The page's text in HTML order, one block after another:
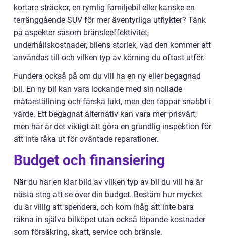
kortare sträckor, en rymlig familjebil eller kanske en
terränggående SUV för mer äventyrliga utflykter? Tänk
på aspekter såsom bränsleeffektivitet,
underhållskostnader, bilens storlek, vad den kommer att
användas till och vilken typ av körning du oftast utför.
Fundera också på om du vill ha en ny eller begagnad
bil. En ny bil kan vara lockande med sin nollade
mätarställning och färska lukt, men den tappar snabbt i
värde. Ett begagnat alternativ kan vara mer prisvärt,
men här är det viktigt att göra en grundlig inspektion för
att inte råka ut för oväntade reparationer.
Budget och finansiering
När du har en klar bild av vilken typ av bil du vill ha är
nästa steg att se över din budget. Bestäm hur mycket
du är villig att spendera, och kom ihåg att inte bara
räkna in själva bilköpet utan också löpande kostnader
som försäkring, skatt, service och bränsle.